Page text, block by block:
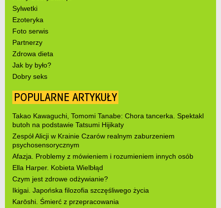
Sylwetki
Ezoteryka
Foto serwis
Partnerzy
Zdrowa dieta
Jak by było?
Dobry seks
POPULARNE ARTYKUŁY
Takao Kawaguchi, Tomomi Tanabe: Chora tancerka. Spektakl
butoh na podstawie Tatsumi Hijikaty
Zespół Alicji w Krainie Czarów realnym zaburzeniem
psychosensorycznym
Afazja. Problemy z mówieniem i rozumieniem innych osób
Ella Harper. Kobieta Wielbłąd
Czym jest zdrowe odżywianie?
Ikigai. Japońska filozofia szczęśliwego życia
Karōshi. Śmierć z przepracowania